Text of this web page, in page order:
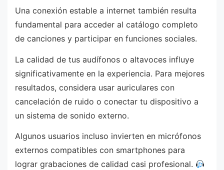
Una conexión estable a internet también resulta
fundamental para acceder al catálogo completo
de canciones y participar en funciones sociales.
La calidad de tus audífonos o altavoces influye
significativamente en la experiencia. Para mejores
resultados, considera usar auriculares con
cancelación de ruido o conectar tu dispositivo a
un sistema de sonido externo.
Algunos usuarios incluso invierten en micrófonos
externos compatibles con smartphones para
lograr grabaciones de calidad casi profesional.